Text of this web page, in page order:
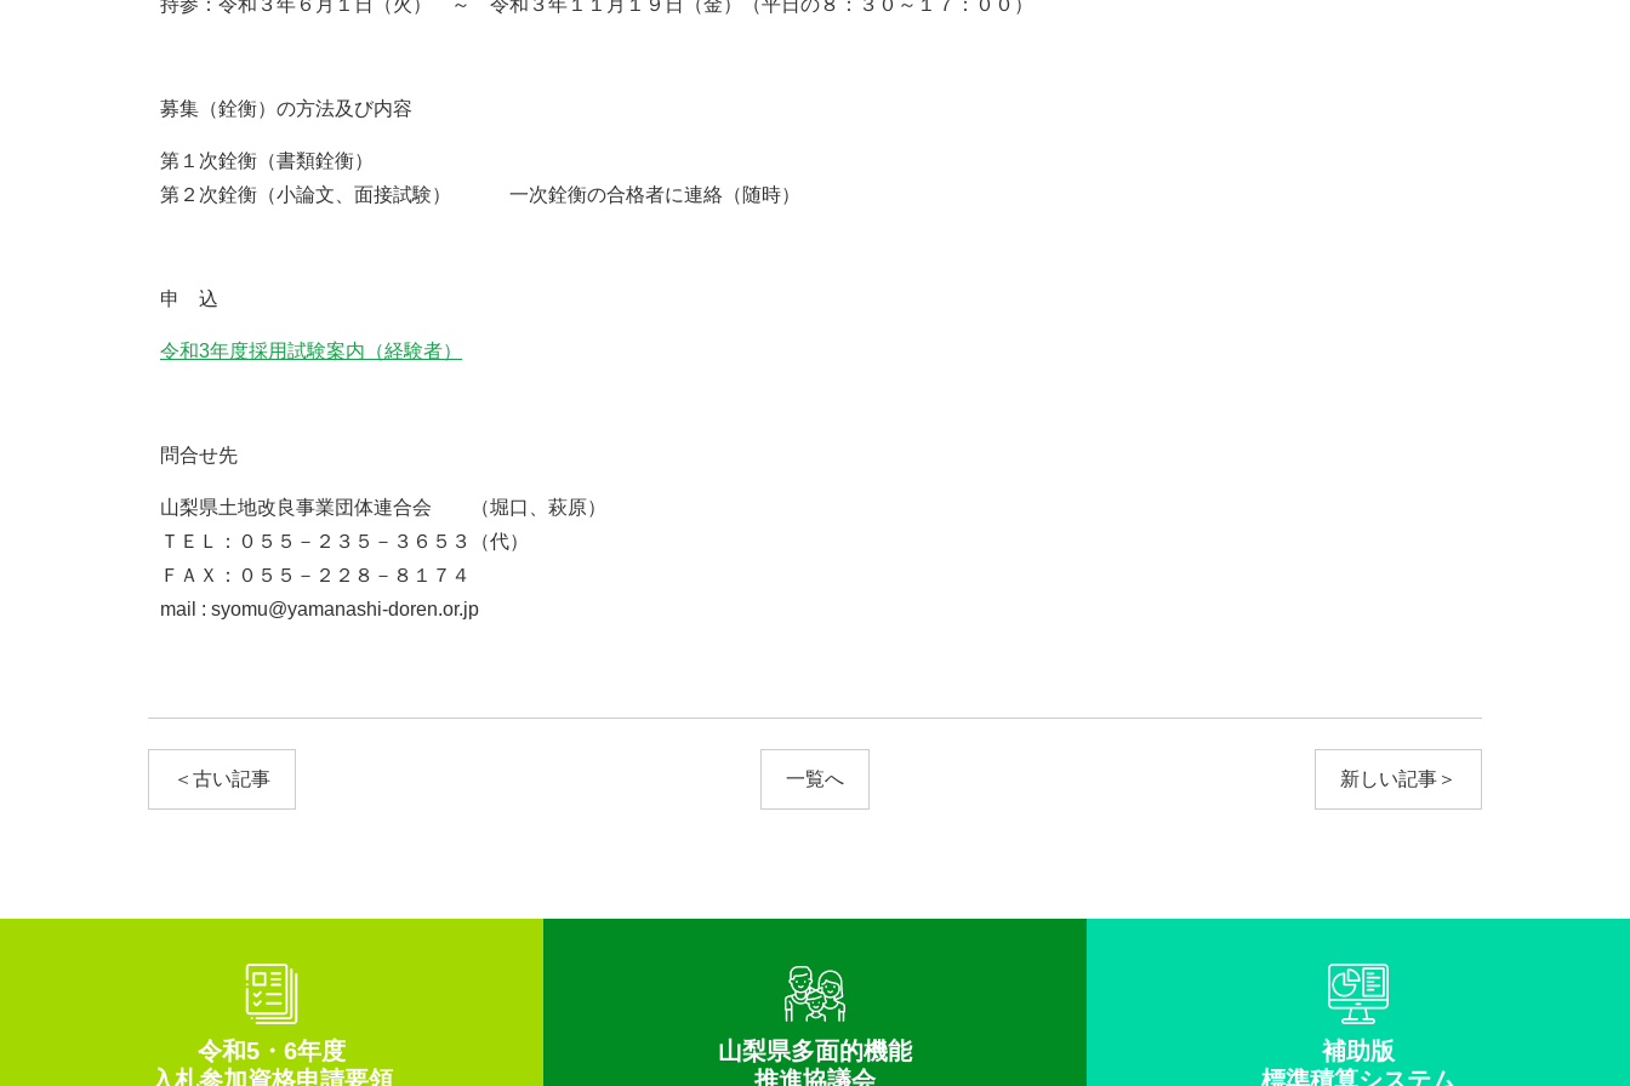
持参：令和３年６月１日（火） ～ 令和３年１１月１９日（金）（平日の８：３０～１７：００）
募集（銓衡）の方法及び内容
第１次銓衡（書類銓衡）
第２次銓衡（小論文、面接試験） 一次銓衡の合格者に連絡（随時）
申 込
令和3年度採用試験案内（経験者）
問合せ先
山梨県土地改良事業団体連合会 （堀口、萩原）
ＴＥＬ：０５５－２３５－３６５３（代）
ＦＡＸ：０５５－２２８－８１７４
mail : syomu@yamanashi-doren.or.jp
＜古い記事 一覧へ 新しい記事＞
令和5・6年度
入札参加資格申請要領
山梨県多面的機能
推進協議会
補助版
標準積算システム